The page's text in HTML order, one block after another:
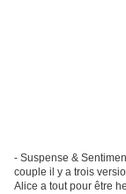
- Suspense &
couple il y a trois
Alice a tout pour être